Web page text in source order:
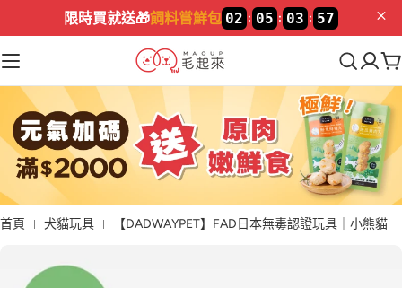
加入LINE🔥新好友領$100
購
物
車
首頁 犬貓玩具 【DADWAYPET】FAD日本無毒認證玩具｜小熊貓